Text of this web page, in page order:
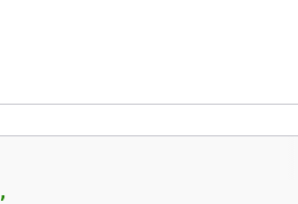
,